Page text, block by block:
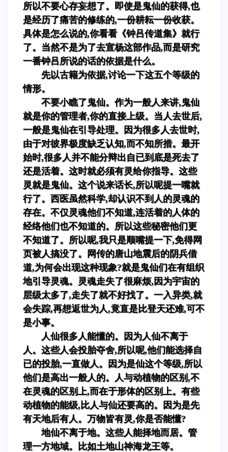
所以不要心存妄想了。即使是鬼仙的获得,也
是经历了痛苦的修练的,一份耕耘一份收获。
具体是怎么说的,你看看《钟吕传道集》就行
了。当然不是为了去宣杨这部作品,而是研究
一番钟吕所说的话的依据是什么。
先以古籍为依据,讨论一下这五个等级的
情形。
不要小瞧了鬼仙。作为一般人来讲,鬼仙
就是你的管理者,你的直接上级。当人去世后,
一般是鬼仙在引导处理。因为很多人去世时,
由于对彼界极度缺乏认知,而不知所措。最开
始时,很多人并不能分辩出自已到底是死去了
还是活着。这时就必须有灵给你指导。这些
灵就是鬼仙。这个说来话长,所以呢提一嘴就
行了。西医虽然科学,却认识不到人的灵魂的
存在。不仅灵魂他们不知道,连活着的人体的
经络他们也不知道的。所以这些秘密他们更
不知道了。所以呢,我只是顺嘴提一下,免得网
页被人搞没了。网传的唐山地震后的阴兵借
道,为何会出现这种现象?就是鬼仙们在有组织
地引导灵魂。灵魂走失了很麻烦,因为宇宙的
层级太多了,走失了就不好找了。一入异类,就
会失踪,再想返世为人,竟直是比登天还难,可不
是小事。
人仙很多人能懂的。因为人仙不离于
人。这些人会投胎夺舍,所以呢,他们能选择自
已的投胎,一直做人。因为是仙这个等级,所以
他们是高出一般人的。人与动植物的区别,不
在灵魂的区别上,而在于形体的区别上。有些
动植物的能级,比人与仙还要高的。因为是先
有天地后有人。万物皆有灵,你是否能懂?
地仙不离于地。这些人能择地而居。管
理一方地域。比如土地山神海龙王等。